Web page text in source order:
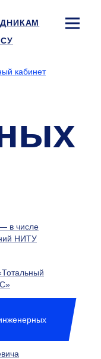
кабинет
в числе
НИТУ